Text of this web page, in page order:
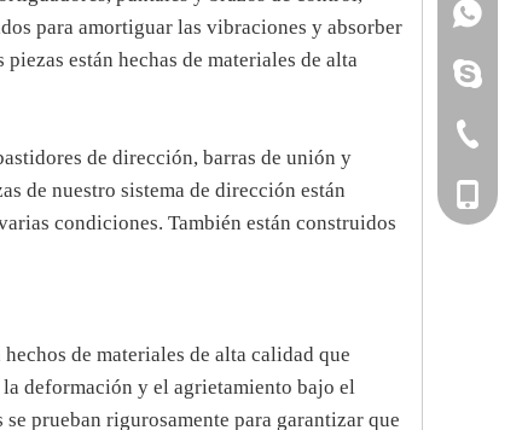
para amortiguar las vibraciones y absorber
están hechas de materiales de alta
de dirección, barras de unión y
de nuestro sistema de dirección están
condiciones. También están construidos
de materiales de alta calidad que
deformación y el agrietamiento bajo el
prueban rigurosamente para garantizar que
+86-
+86-